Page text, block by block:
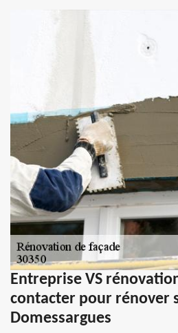
Entreprise VS
contacter pour rénover
Domessargues